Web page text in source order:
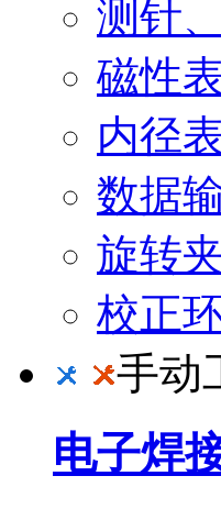
测针
磁性
内径
数据
旋转
校正
手动
电子焊